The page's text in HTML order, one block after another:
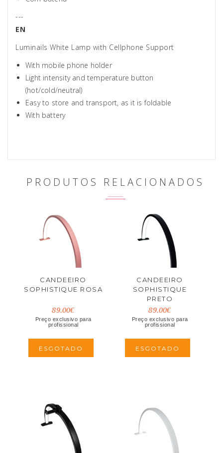
---
EN
Luminails White Lamp with Cellphone Support
With mobile phone holder
Light intensity and temperature button
(hot/cold/neutral)
Easy to store and transport, as it is foldable
With battery
PRODUTOS RELACIONADOS
CANDEEIRO
SOPHISTIQUE ROSA
89.00€
Preço exclusivo para
profissional
ESGOTADO
CANDEEIRO
SOPHISTIQUE
PRETO
89.00€
Preço exclusivo para
profissional
ESGOTADO